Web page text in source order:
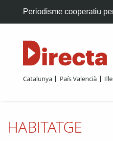
Periodisme cooperatiu
Catalunya País Valencià
HABITATGE